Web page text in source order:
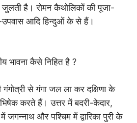
जुलती है। रोमन कैथोलिकों की पूजा-
उपवास आदि हिन्दुओं के से हैं।
भावना कैसे निहित है ?
से गंगा जल ला कर दक्षिणा के
करते हैं। उत्तर में बदरी-केदार,
में जगन्नाथ और पश्चिम में द्वारिका पुरी के